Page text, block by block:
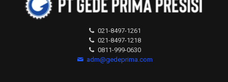
021-8497-1261
021-8497-1218
0811-999-0630
adm@gedeprima.com